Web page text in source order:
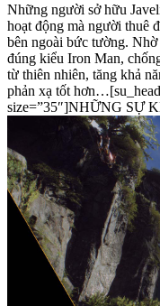
Những người sở hữu
hoạt động mà người thuê
bên ngoài bức tường.
đúng kiểu Iron Man,
từ thiên nhiên, tăng khả
phản xạ tốt hơn…
size=”35″]NHỮNG SỰ